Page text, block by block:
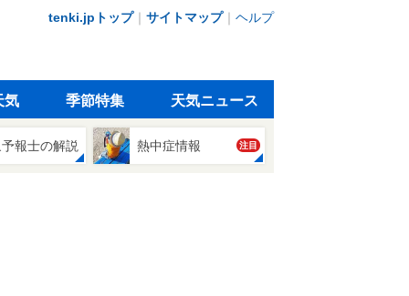
tenki.jpトップ｜ サイトマップ｜ ヘルプ
気 季節特集 天気ニュース
報士の解説 熱中症情報 注目